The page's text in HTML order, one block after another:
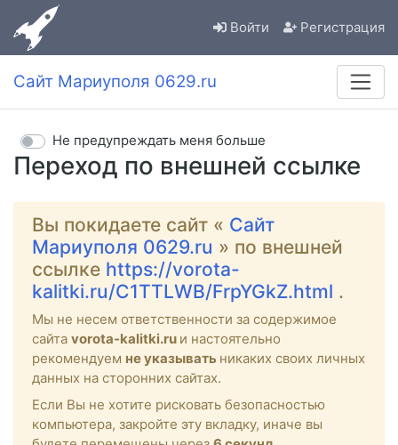
Войти Регистрация
Сайт Мариуполя 0629.ru
Переход по внешней ссылке
Не предупреждать меня больше
Вы покидаете сайт « Сайт
Мариуполя 0629.ru » по внешней
ссылке https://vorota-
kalitki.ru/C1TTLWB/FrpYGkZ.html .
Мы не несем ответственности за содержимое
сайта vorota-kalitki.ru и настоятельно
рекомендуем не указывать никаких своих личных
данных на сторонних сайтах.
Если Вы не хотите рисковать безопасностью
компьютера, закройте эту вкладку, иначе вы